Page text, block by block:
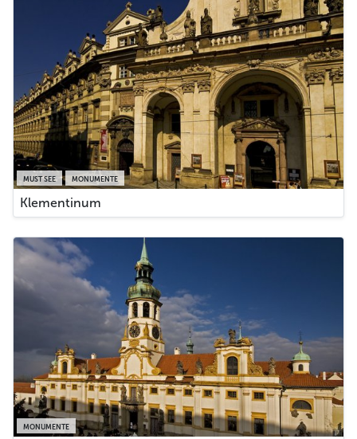
MUST SEE MONUMENTE
Klementinum
MONUMENTE